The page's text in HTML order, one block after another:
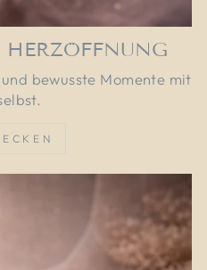
HERZÖFFNUNG
bewusste Momente mit